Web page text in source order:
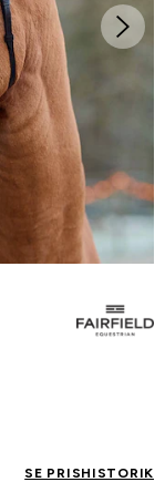
SE PRISHISTORIK